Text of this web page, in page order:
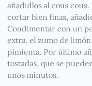
añadidlos al cous
cortar bien finas,
Condimentar con un
extra, el zumo de
pimienta. Por último
tostadas, que se
unos minutos.